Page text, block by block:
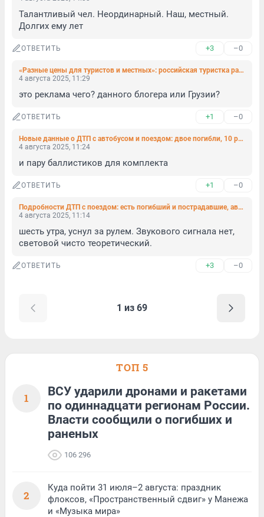
Талантливый чел. Неординарный. Наш, местный.
Долгих ему лет
ОТВЕТИТЬ +3 –0
«Разные цены для туристов и местных»: российская туристка рассказала, как отдохнула в Грузии и сколько потратила
4 августа 2025, 11:29
это реклама чего? данного блогера или Грузии?
ОТВЕТИТЬ +1 –0
Новые данные о ДТП с автобусом и поездом: двое погибли, 10 ранены. ОЖД назвала причину
4 августа 2025, 11:24
и пару баллистиков для комплекта
ОТВЕТИТЬ +1 –0
Подробности ДТП с поездом: есть погибший и пострадавшие, автобус ехал в монастырь
4 августа 2025, 11:14
шесть утра, уснул за рулем. Звукового сигнала нет,
световой чисто теоретический.
ОТВЕТИТЬ +3 –0
1 из 69
ТОП 5
1
ВСУ ударили дронами и ракетами
по одиннадцати регионам России.
Власти сообщили о погибших и
раненых
106 296
2
Куда пойти 31 июля–2 августа: праздник
флоксов, «Пространственный сдвиг» у Манежа
и «Музыка мира»